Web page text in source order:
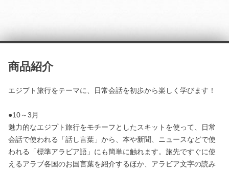
商品紹介
エジプト旅行をテーマに、日常会話を初歩から楽しく学びます！
●10～3月
魅力的なエジプト旅行をモチーフとしたスキットを使って、日常
会話で使われる「話し言葉」から、本や新聞、ニュースなどで使
われる「標準アラビア語」にも簡単に触れます。旅先ですぐに使
えるアラブ各国のお国言葉を紹介するほか、アラビア文字の読み